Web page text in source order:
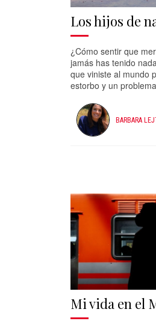
Los hijos de
¿Cómo sentir que
jamás has tenido
que viniste al mundo
estorbo y un
BARBARA
Mi vida en el